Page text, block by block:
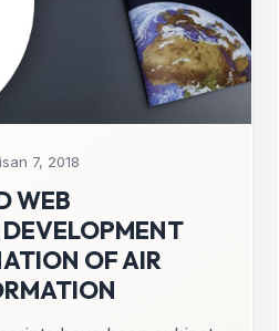
7, 2018
WEB
OF AIR